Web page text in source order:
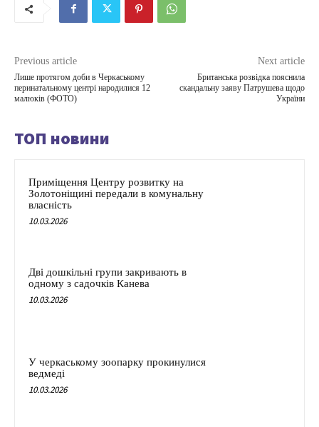
Previous article
Лише протягом доби в Черкаському
перинатальному центрі народилися 12
малюків (ФОТО)
Next article
Британська розвідка пояснила
скандальну заяву Патрушева щодо
України
ТОП новини
Приміщення Центру розвитку на
Золотоніщині передали в комунальну
власність
10.03.2026
Дві дошкільні групи закривають в
одному з садочків Канева
10.03.2026
У черкаському зоопарку прокинулися
ведмеді
10.03.2026